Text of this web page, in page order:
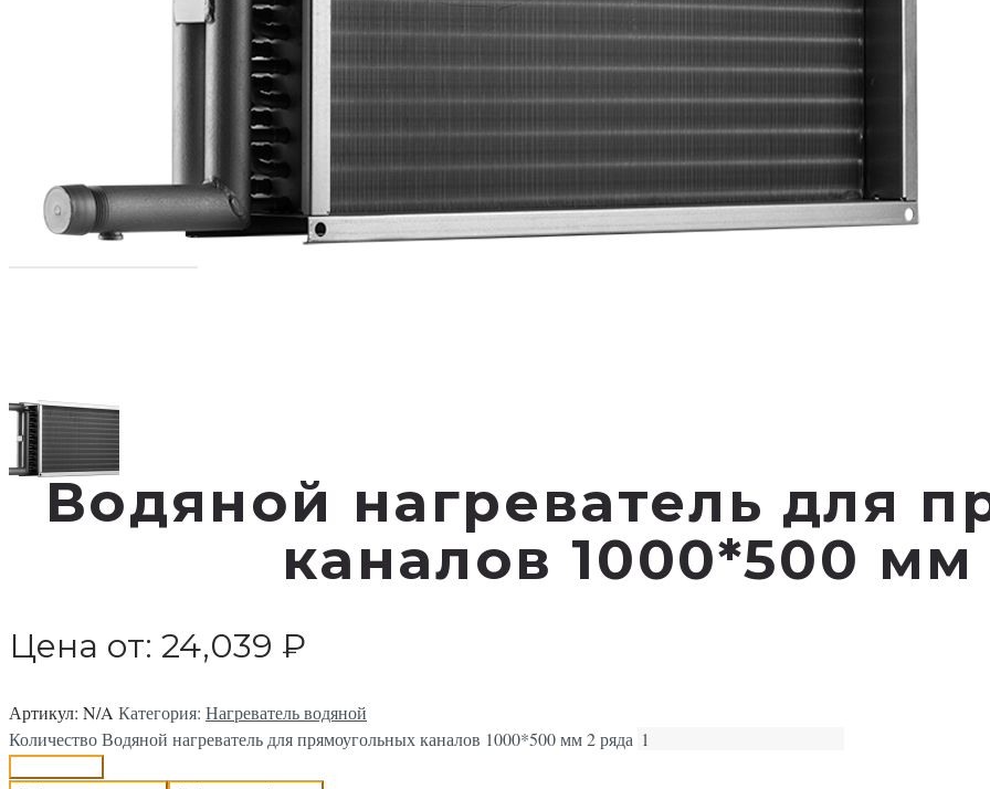
Водяной нагреватель для
каналов 1000*500 мм
Цена от: 24,039 ₽
Артикул: N/A Категория: Нагреватель водяной
Количество Водяной нагреватель для прямоугольных каналов 1000*500 мм 2 ряда